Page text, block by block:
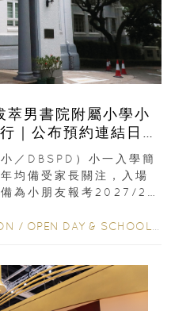
男書院附屬小學小
｜公布預約連結日期
／DBSPD）小一入學簡
均備受家長關注，入場
備為小朋友報考2027/28
/ OPEN DAY & SCHOOL EVENTS